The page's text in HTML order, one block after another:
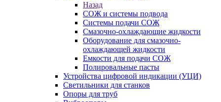
Назад
СОЖ и системы подвода
Системы подачи СОЖ
Смазочно-охлаждающие жидкости
Оборудование для смазочно-
охлаждающей жидкости
Емкости для подачи СОЖ
Полировальные пасты
Устройства цифровой индикации (УЦИ)
Светильники для станков
Опоры для труб